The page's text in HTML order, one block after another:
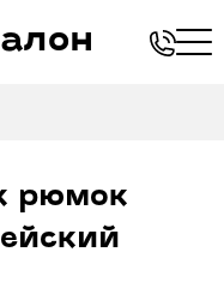
рюмок